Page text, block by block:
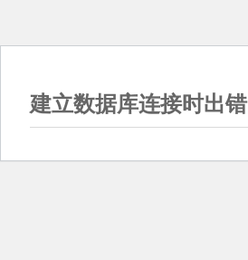
建立数据库连接时出错